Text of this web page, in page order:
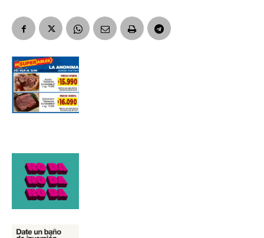
Número de teléfono